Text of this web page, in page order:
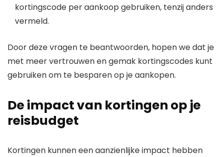
kortingscode per aankoop gebruiken, tenzij anders
vermeld.
Door deze vragen te beantwoorden, hopen we dat je
met meer vertrouwen en gemak kortingscodes kunt
gebruiken om te besparen op je aankopen.
De impact van kortingen op je
reisbudget
Kortingen kunnen een aanzienlijke impact hebben